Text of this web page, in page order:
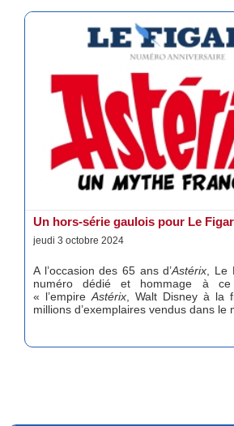
Un hors-série gaulois pour Le
jeudi 3 octobre 2024
A l’occasion des 65 ans d’Astérix ,
numéro dédié et hommage à ce
« l’empire Astérix , Walt Disney à la
millions d’exemplaires vendus dans le